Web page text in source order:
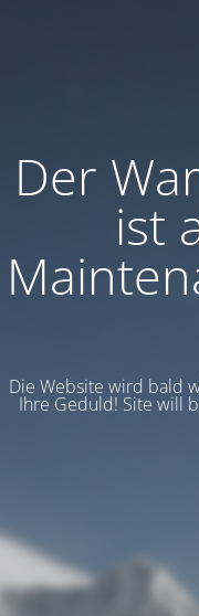
Der
ist
Die Website wird bald
Ihre Geduld! Site will